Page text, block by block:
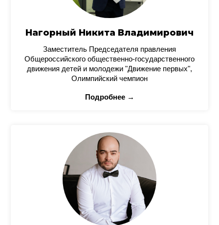
Нагорный Никита Владимирович
Заместитель Председателя правления
Общероссийского общественно-государственного
движения детей и молодежи "Движение первых",
Олимпийский чемпион
Подробнее →